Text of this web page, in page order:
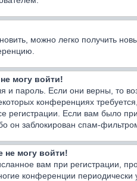
можно легко получить
могу войти!
и пароль. Если они верны, то
конференциях
регистрации. Если вам было
он заблокирован спам-
не могу войти!
вам при регистрации,
конференции